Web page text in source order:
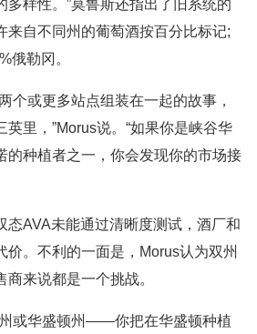
多样性。”莫鲁斯还指出了旧系统的
来自不同州的葡萄酒按百分比标记;
俄勒冈。
个或更多站点组装在一起的故事，
里，”Morus说。“如果你是峡谷华
的种植者之一，你会发现你的市场接
态AVA未能通过清晰度测试，酒厂和
价。不利的一面是，Morus认为双州
来说都是一个挑战。
或华盛顿州——你把在华盛顿种植